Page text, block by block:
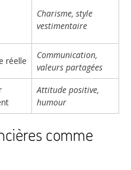
Charisme, style
vestimentaire
réelle
Communication,
valeurs partagées
Attitude positive,
humour
comme